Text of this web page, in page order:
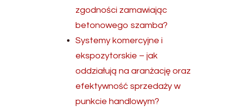
zgodności zamawiając
betonowego szamba?
Systemy komercyjne i
ekspozytorskie – jak
oddziałują na aranżację oraz
efektywność sprzedaży w
punkcie handlowym?